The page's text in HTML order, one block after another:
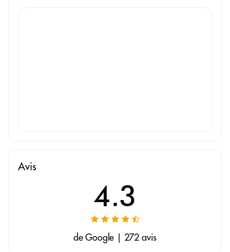
Avis
4.3
de Google | 272 avis